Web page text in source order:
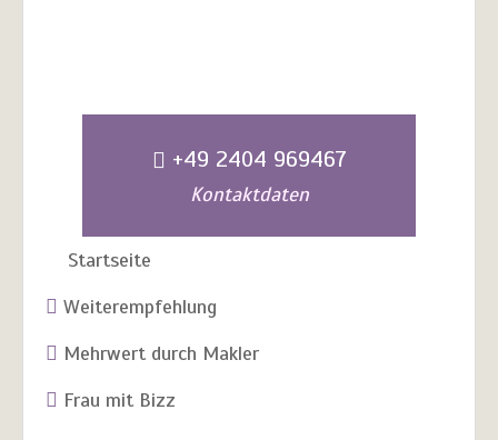
+49 2404 969467
Kontaktdaten
Startseite
Weiterempfehlung
Mehrwert durch Makler
Frau mit Bizz